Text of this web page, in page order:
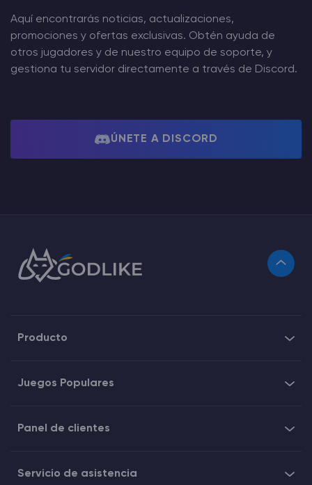
Aquí encontrarás noticias, actualizaciones,
promociones y ofertas exclusivas. Obtén ayuda de
otros jugadores y de nuestro equipo de soporte, y
gestiona tu servidor directamente a través de Discord.
ÚNETE A DISCORD
Producto
Juegos Populares
Panel de clientes
Servicio de asistencia